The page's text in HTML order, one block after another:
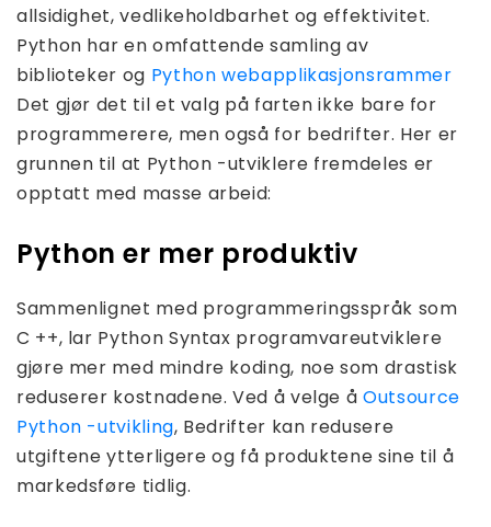
allsidighet, vedlikeholdbarhet og effektivitet.
Python har en omfattende samling av
biblioteker og Python webapplikasjonsrammer
Det gjør det til et valg på farten ikke bare for
programmerere, men også for bedrifter. Her er
grunnen til at Python -utviklere fremdeles er
opptatt med masse arbeid:
Python er mer produktiv
Sammenlignet med programmeringsspråk som
C ++, lar Python Syntax programvareutviklere
gjøre mer med mindre koding, noe som drastisk
reduserer kostnadene. Ved å velge åOutsource
Python -utvikling, Bedrifter kan redusere
utgiftene ytterligere og få produktene sine til å
markedsføre tidlig.